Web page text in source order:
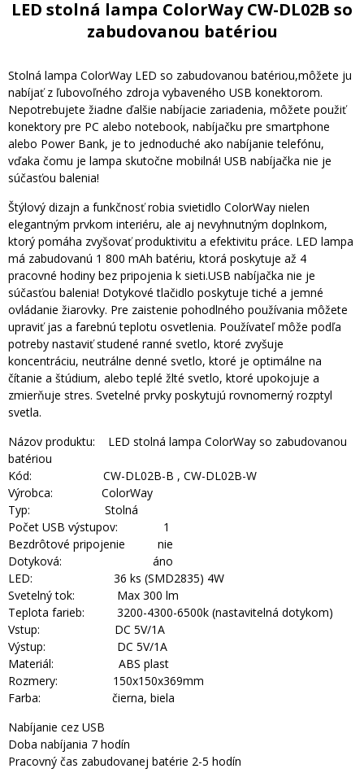
LED stolná lampa ColorWay CW-DL02B so
zabudovanou batériou
Stolná lampa ColorWay LED so zabudovanou batériou,môžete ju
nabíjať z ľubovoľného zdroja vybaveného USB konektorom.
Nepotrebujete žiadne ďalšie nabíjacie zariadenia, môžete použiť
konektory pre PC alebo notebook, nabíjačku pre smartphone
alebo Power Bank, je to jednoduché ako nabíjanie telefónu,
vďaka čomu je lampa skutočne mobilná! USB nabíjačka nie je
súčasťou balenia!
Štýlový dizajn a funkčnosť robia svietidlo ColorWay nielen
elegantným prvkom interiéru, ale aj nevyhnutným doplnkom,
ktorý pomáha zvyšovať produktivitu a efektivitu práce. LED lampa
má zabudovanú 1 800 mAh batériu, ktorá poskytuje až 4
pracovné hodiny bez pripojenia k sieti.USB nabíjačka nie je
súčasťou balenia! Dotykové tlačidlo poskytuje tiché a jemné
ovládanie žiarovky. Pre zaistenie pohodlného používania môžete
upraviť jas a farebnú teplotu osvetlenia. Používateľ môže podľa
potreby nastaviť studené ranné svetlo, ktoré zvyšuje
koncentráciu, neutrálne denné svetlo, ktoré je optimálne na
čítanie a štúdium, alebo teplé žlté svetlo, ktoré upokojuje a
zmierňuje stres. Svetelné prvky poskytujú rovnomerný rozptyl
svetla.
Názov produktu: LED stolná lampa ColorWay so zabudovanou
batériou
Kód: CW-DL02B-B , CW-DL02B-W
Výrobca: ColorWay
Typ: Stolná
Počet USB výstupov: 1
Bezdrôtové pripojenie nie
Dotyková: áno
LED: 36 ks (SMD2835) 4W
Svetelný tok: Max 300 lm
Teplota farieb: 3200-4300-6500k (nastavitelná dotykom)
Vstup: DC 5V/1A
Výstup: DC 5V/1A
Materiál: ABS plast
Rozmery: 150x150x369mm
Farba: čierna, biela
Nabíjanie cez USB
Doba nabíjania 7 hodín
Pracovný čas zabudovanej batérie 2-5 hodín